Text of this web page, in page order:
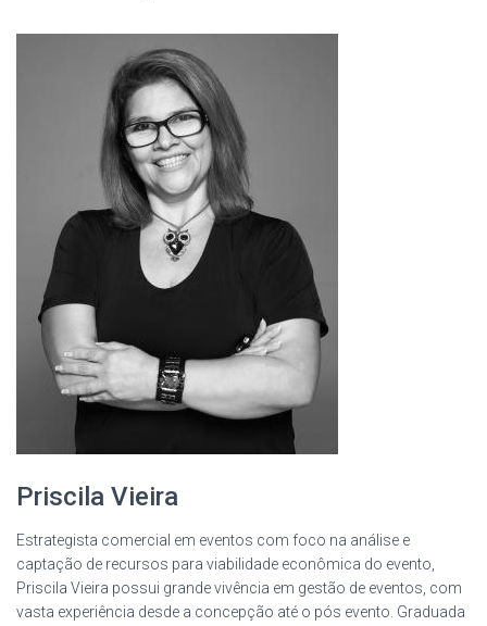
Priscila Vieira
Estrategista comercial em eventos com foco na análise e
captação de recursos para viabilidade econômica do evento,
Priscila Vieira possui grande vivência em gestão de eventos, com
vasta experiência desde a concepção até o pós evento. Graduada